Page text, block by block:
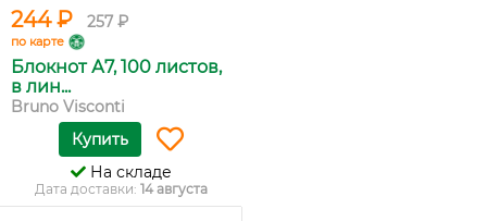
244 ₽ 257 ₽
по карте
Блокнот А7, 100 листов,
в лин...
Bruno Visconti
Купить
На складе
Дата доставки: 14 августа